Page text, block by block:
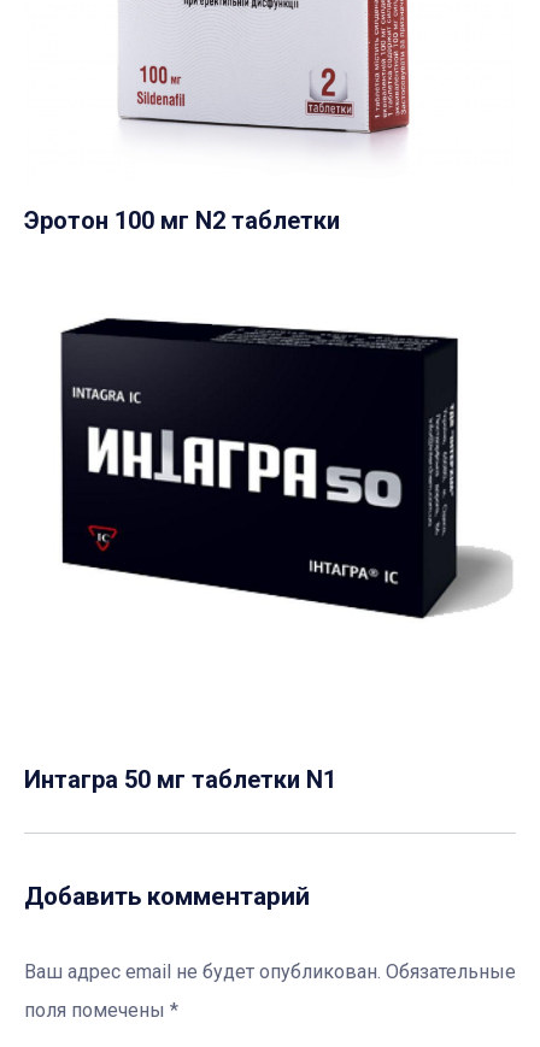
Эротон 100 мг N2 таблетки
Интагра 50 мг таблетки N1
Добавить комментарий
Ваш адрес email не будет опубликован. Обязательные
поля помечены *